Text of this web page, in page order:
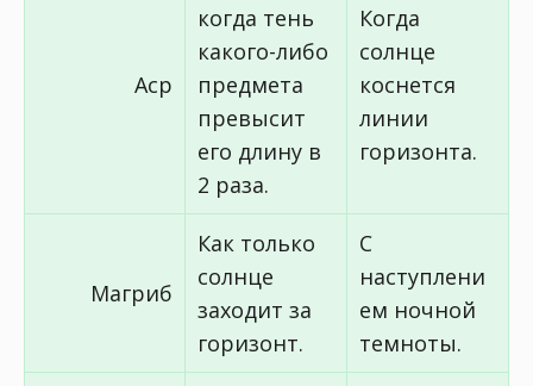
Аср
когда тень
какого-либо
предмета
превысит
его длину в
2 раза.
Когда
солнце
коснется
линии
горизонта.
Магриб
Как только
солнце
заходит за
горизонт.
С
наступлени
ем ночной
темноты.